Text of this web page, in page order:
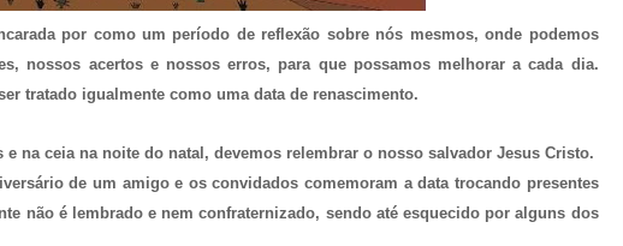
por como um período de reflexão sobre nós mesmos, onde podemos
nossos acertos e nossos erros, para que possamos melhorar a cada dia.
tratado igualmente como uma data de renascimento.
e na ceia na noite do natal, devemos relembrar o nosso salvador Jesus Cristo.
de um amigo e os convidados comemoram a data trocando presentes
não é lembrado e nem confraternizado, sendo até esquecido por alguns dos